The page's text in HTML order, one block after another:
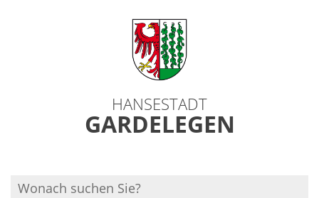
HANSESTADT
GARDELEGEN